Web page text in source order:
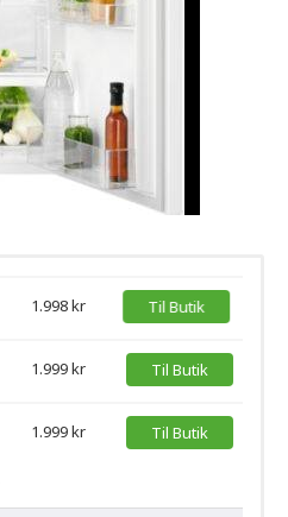
1.998 kr Til Butik
1.999 kr Til Butik
1.999 kr Til Butik